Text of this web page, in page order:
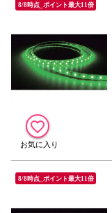
8/8時点_ポイント最大11倍
8/8時点_ポイント最大11倍